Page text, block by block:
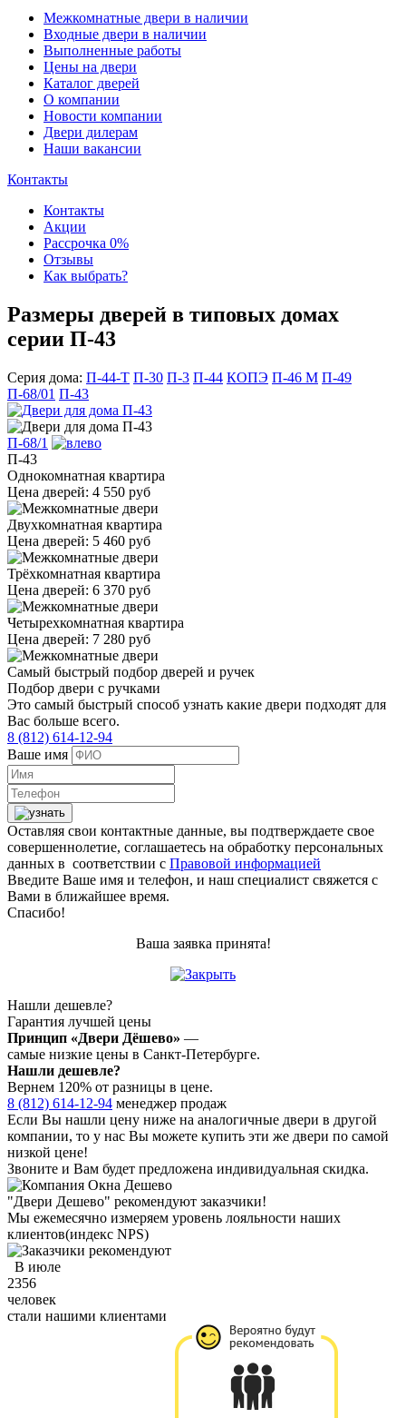
Межкомнатные двери в наличии
Входные двери в наличии
Выполненные работы
Цены на двери
Каталог дверей
О компании
Новости компании
Двери дилерам
Наши вакансии
Контакты
Контакты
Акции
Рассрочка 0%
Отзывы
Как выбрать?
Размеры дверей в типовых домах
серии П-43
Серия дома: П-44-Т П-30 П-3 П-44 КОПЭ П-46 М П-49
П-68/01 П-43
П-68/1
П-43
Однокомнатная квартира
Цена дверей: 4 550 руб
Двухкомнатная квартира
Цена дверей: 5 460 руб
Трёхкомнатная квартира
Цена дверей: 6 370 руб
Четырехкомнатная квартира
Цена дверей: 7 280 руб
Самый быстрый подбор дверей и ручек
Подбор двери с ручками
Это самый быстрый способ узнать какие двери подходят для
Вас больше всего.
8 (812) 614-12-94
Ваше имя
Оставляя свои контактные данные, вы подтверждаете свое
совершеннолетие, соглашаетесь на обработку персональных
данных в соответствии с Правовой информацией
Введите Ваше имя и телефон, и наш специалист свяжется с
Вами в ближайшее время.
Спасибо!
Ваша заявка принята!
Нашли дешевле?
Гарантия лучшей цены
Принцип «Двери Дёшево» —
самые низкие цены в Санкт-Петербурге.
Нашли дешевле?
Вернем 120% от разницы в цене.
8 (812) 614-12-94 менеджер продаж
Если Вы нашли цену ниже на аналогичные двери в другой
компании, то у нас Вы можете купить эти же двери по самой
низкой цене!
Звоните и Вам будет предложена индивидуальная скидка.
"Двери Дешево" рекомендуют заказчики!
Мы ежемесячно измеряем уровень лояльности наших
клиентов(индекс NPS)
В июле
2356
человек
стали нашими клиентами